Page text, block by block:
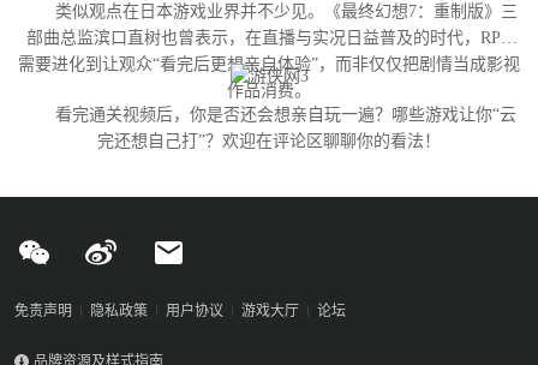
类似观点在日本游戏业界并不少见。《最终幻想7：重制版》三
部曲总监滨口直树也曾表示，在直播与实况日益普及的时代，RPG
需要进化到让观众“看完后更想亲自体验”，而非仅仅把剧情当成影视
作品消费。
看完通关视频后，你是否还会想亲自玩一遍？哪些游戏让你“云
完还想自己打”？欢迎在评论区聊聊你的看法！
免责声明 隐私政策 用户协议 游戏大厅 论坛